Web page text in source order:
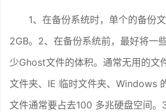
1、在备份系统时，单个的备份
2GB。2、在备份系统前，最好将一
少Ghost文件的体积。通常无用的文
文件夹、IE 临时文件夹、Windows
文件通常要占去100 多兆硬盘空间